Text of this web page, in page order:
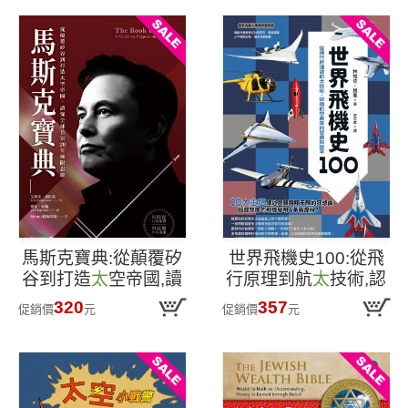
馬斯克寶典:從顛覆矽
谷到打造太空帝國,讀
懂全球首富20年極限
思維
促銷價320元
世界飛機史100:從飛
行原理到航太技術,認
識航空產業的發展與
變革
促銷價357元